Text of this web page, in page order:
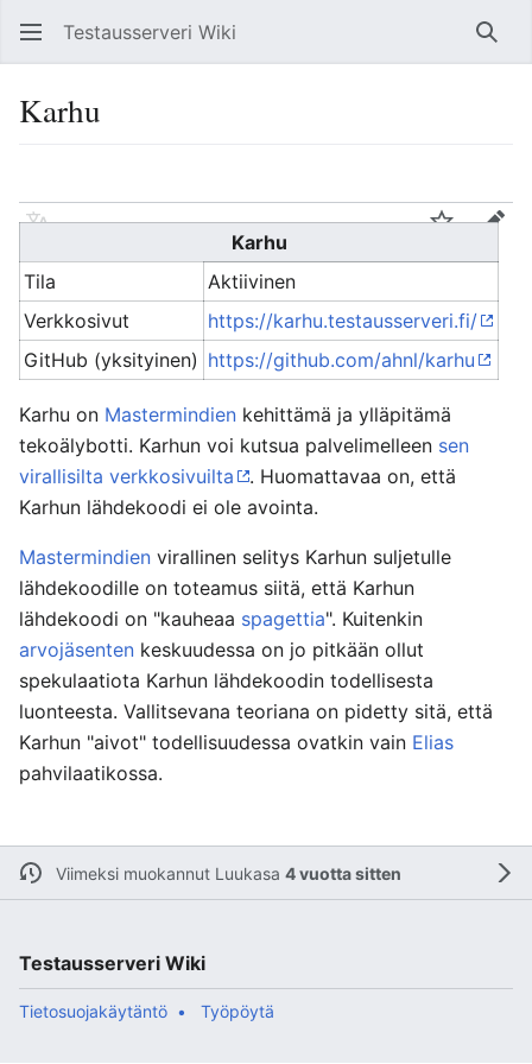
Testausserveri Wiki Hae
Karhu
Karhu
Tila
Aktiivinen
Verkkosivut
https://karhu.testausserveri.fi/
GitHub (yksityinen) https://github.com/ahnl/karhu
Karhu on Mastermindien kehittämä ja ylläpitämä
tekoälybotti. Karhun voi kutsua palvelimelleen sen
virallisilta verkkosivuilta
. Huomattavaa on, että
Karhun lähdekoodi ei ole avointa.
Mastermindien virallinen selitys Karhun suljetulle
lähdekoodille on toteamus siitä, että Karhun
lähdekoodi on "kauheaa spagettia". Kuitenkin
arvojäsenten keskuudessa on jo pitkään ollut
spekulaatiota Karhun lähdekoodin todellisesta
luonteesta. Vallitsevana teoriana on pidetty sitä, että
Karhun "aivot" todellisuudessa ovatkin vain Elias
pahvilaatikossa.
Viimeksi muokannut Luukasa 4 vuotta sitten
Testausserveri Wiki
Tietosuojakäytäntö Työpöytä